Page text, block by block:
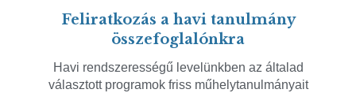
Feliratkozás a havi tanulmány
összefoglalónkra
Havi rendszerességű levelünkben az általad
választott programok friss műhelytanulmányait